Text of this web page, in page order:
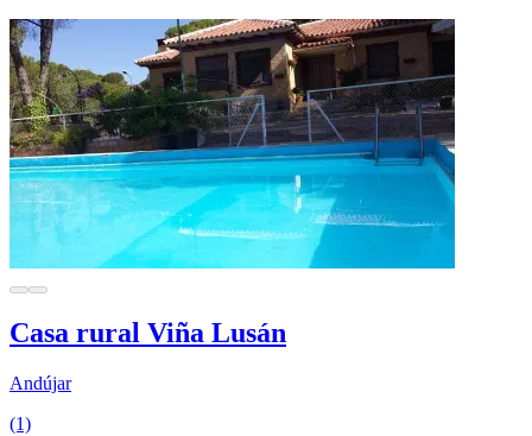
Casa rural Viña Lusán
Andújar
(1)